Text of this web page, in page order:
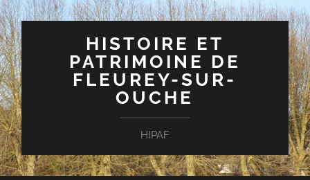
HISTOIRE ET
PATRIMOINE DE
FLEUREY-SUR-
OUCHE
HIPAF